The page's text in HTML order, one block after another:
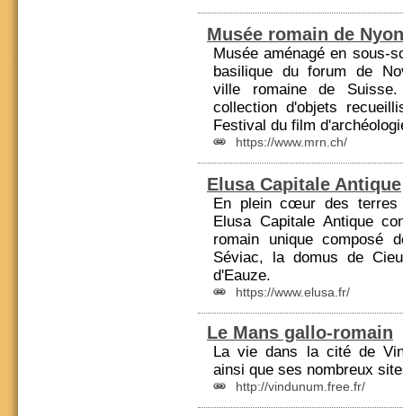
Musée romain de Nyon
Musée aménagé en sous-
basilique du forum de
ville romainede Suisse.
collection d'objets
Festival du film
https://www.mrn.ch/
Elusa Capitale Antique
En plein cœur des
Elusa Capitale Antique
romain unique
Séviac, la domus de
d'Eauze.
https://www.elusa.fr/
Le Mans gallo-romain
La vie dans la cité de
ainsi que ses nombreux
http://vindunum.free.fr/